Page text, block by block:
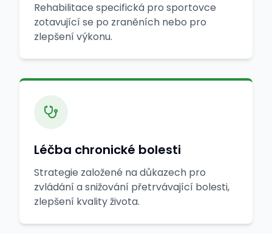
Rehabilitace specifická pro sportovce
zotavující se po zraněních nebo pro
zlepšení výkonu.
Léčba chronické bolesti
Strategie založené na důkazech pro
zvládání a snižování přetrvávající bolesti,
zlepšení kvality života.